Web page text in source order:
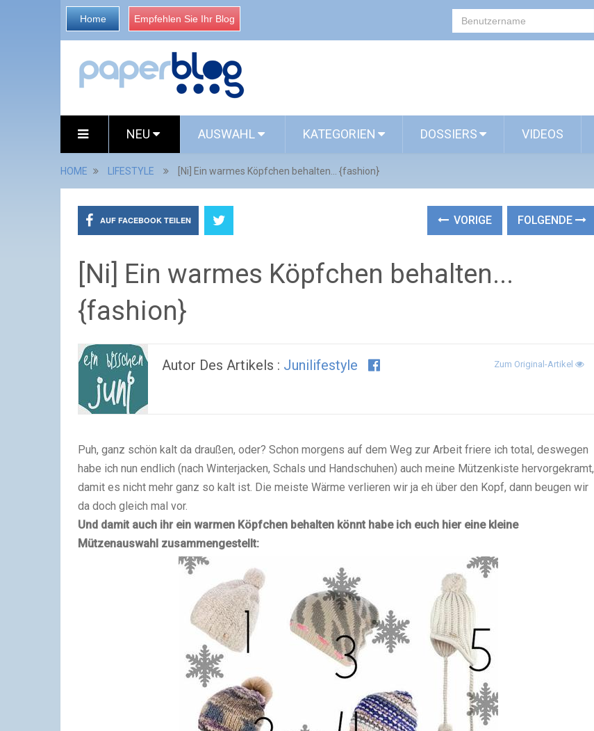
Home Empfehlen Sie Ihr Blog
NEU AUSWAHL KATEGORIEN DOSSIERS VIDEOS
HOME LIFESTYLE [Ni] Ein warmes Köpfchen behalten... {fashion}
AUF FACEBOOK TEILEN VORIGE FOLGENDE
[Ni] Ein warmes Köpfchen behalten...
{fashion}
Autor Des Artikels : Junilifestyle Zum Original-Artikel
Puh, ganz schön kalt da draußen, oder? Schon morgens auf dem Weg zur Arbeit friere ich total, deswegen
habe ich nun endlich (nach Winterjacken, Schals und Handschuhen) auch meine Mützenkiste hervorgekramt,
damit es nicht mehr ganz so kalt ist. Die meiste Wärme verlieren wir ja eh über den Kopf, dann beugen wir
da doch gleich mal vor.
Und damit auch ihr ein warmen Köpfchen behalten könnt habe ich euch hier eine kleine
Mützenauswahl zusammengestellt: